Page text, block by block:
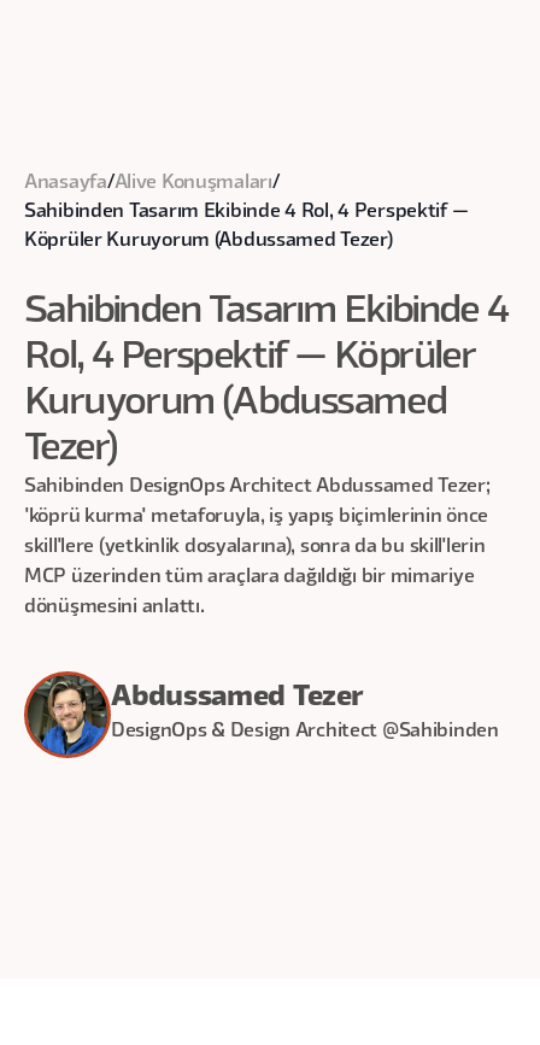
Anasayfa/Alive Konuşmaları/
Sahibinden Tasarım Ekibinde 4 Rol, 4 Perspektif —
Köprüler Kuruyorum (Abdussamed Tezer)
Sahibinden Tasarım Ekibinde 4
Rol, 4 Perspektif — Köprüler
Kuruyorum (Abdussamed
Tezer)
Sahibinden DesignOps Architect Abdussamed Tezer;
'köprü kurma' metaforuyla, iş yapış biçimlerinin önce
skill'lere (yetkinlik dosyalarına), sonra da bu skill'lerin
MCP üzerinden tüm araçlara dağıldığı bir mimariye
dönüşmesini anlattı.
Abdussamed Tezer
DesignOps & Design Architect @Sahibinden